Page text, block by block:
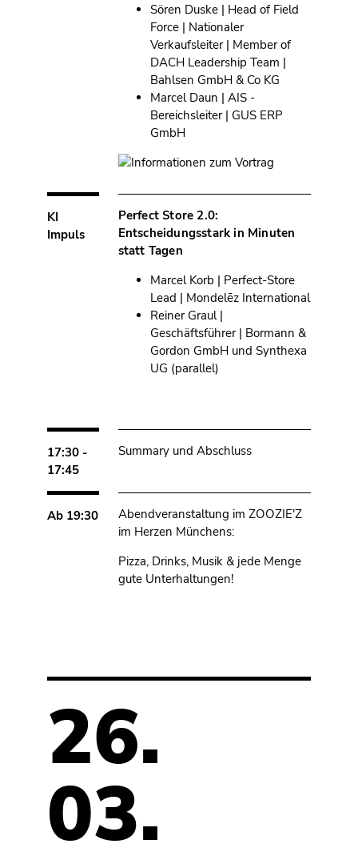
Sören Duske | Head of Field
Force | Nationaler
Verkaufsleiter | Member of
DACH Leadership Team |
Bahlsen GmbH & Co KG
Marcel Daun | AIS -
Bereichsleiter | GUS ERP
GmbH
KI
Impuls
Perfect Store 2.0:
Entscheidungsstark in Minuten
statt Tagen
Marcel Korb | Perfect-Store
Lead | Mondelēz International
Reiner Graul |
Geschäftsführer | Bormann &
Gordon GmbH und Synthexa
UG (parallel)
17:30 -
17:45
Summary und Abschluss
Ab 19:30
Abendveranstaltung im ZOOZIE'Z
im Herzen Münchens:
Pizza, Drinks, Musik & jede Menge
gute Unterhaltungen!
26.
03.